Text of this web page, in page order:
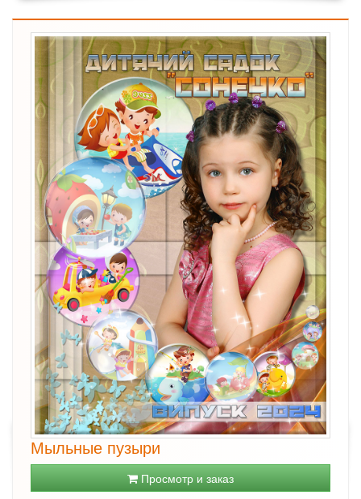
Мыльные пузыри
Просмотр и заказ